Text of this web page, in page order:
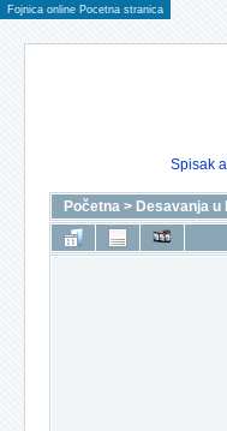
Fojnica online Pocetna stranica
Spisak
Početna > Desavanja u